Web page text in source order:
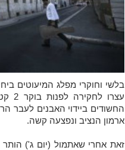
בלשי וחוקרי מפלג המיעוטים
החשודים ביידוי האבנים לעבר
ארמון הנציב ונפצעה קשה.
זאת אחרי שאתמול (יום ג')